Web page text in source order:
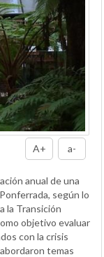
A+ a-
anual de una
según lo
la Transición
objetivo evaluar
con la crisis
temas